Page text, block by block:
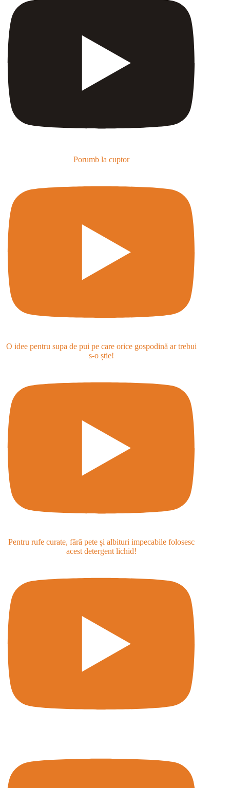
Porumb la cuptor
O idee pentru supa de pui pe care orice gospodină ar trebui
s-o știe!
Pentru rufe curate, fără pete și albituri impecabile folosesc
acest detergent lichid!